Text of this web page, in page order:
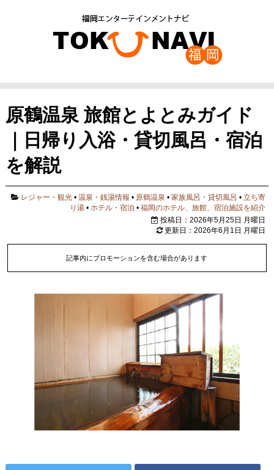
原鶴温泉 旅館とよとみガイド
｜日帰り入浴・貸切風呂・宿泊
を解説
レジャー・観光 •温泉・銭湯情報 • 原鶴温泉 •家族風呂・貸切風呂 •立ち寄
り湯 •ホテル・宿泊 •福岡のホテル、旅館、宿泊施設を紹介
投稿日：2026年5月25日 月曜日
更新日：2026年6月1日 月曜日
記事内にプロモーションを含む場合があります